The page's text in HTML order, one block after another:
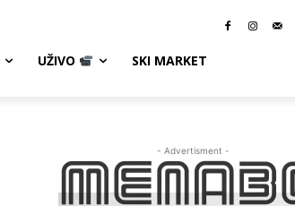
UŽIVO SKI MARKET
- Advertisment -